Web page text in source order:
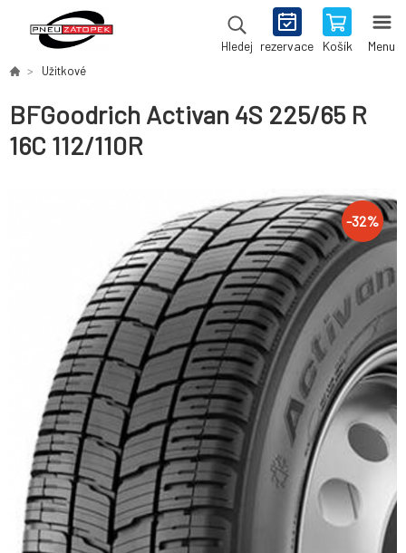
Hledej rezervace Košík Menu
Užitkové
BFGoodrich Activan 4S 225/65 R
16C 112/110R
-32%